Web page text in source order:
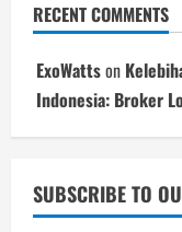
RECENT COMMENTS
ExoWattson
Indonesia: Broker
SUBSCRIBE TO